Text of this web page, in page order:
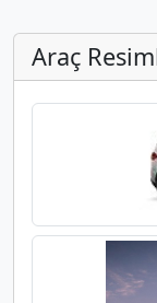
Araç